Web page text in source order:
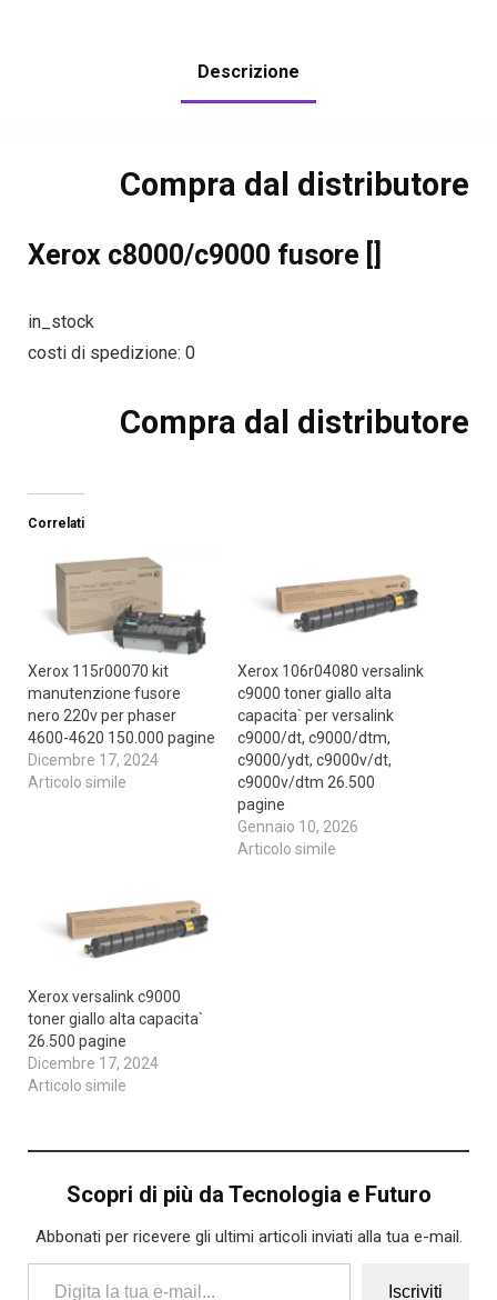
Descrizione
Compra dal distributore
Xerox c8000/c9000 fusore []
in_stock
costi di spedizione: 0
Compra dal distributore
Correlati
Xerox 115r00070 kit
manutenzione fusore
nero 220v per phaser
4600-4620 150.000 pagine
Dicembre 17, 2024
Articolo simile
Xerox 106r04080 versalink
c9000 toner giallo alta
capacita` per versalink
c9000/dt, c9000/dtm,
c9000/ydt, c9000v/dt,
c9000v/dtm 26.500
pagine
Gennaio 10, 2026
Articolo simile
Xerox versalink c9000
toner giallo alta capacita`
26.500 pagine
Dicembre 17, 2024
Articolo simile
Scopri di più da Tecnologia e Futuro
Abbonati per ricevere gli ultimi articoli inviati alla tua e-mail.
Digita la tua e-mail...
Iscriviti